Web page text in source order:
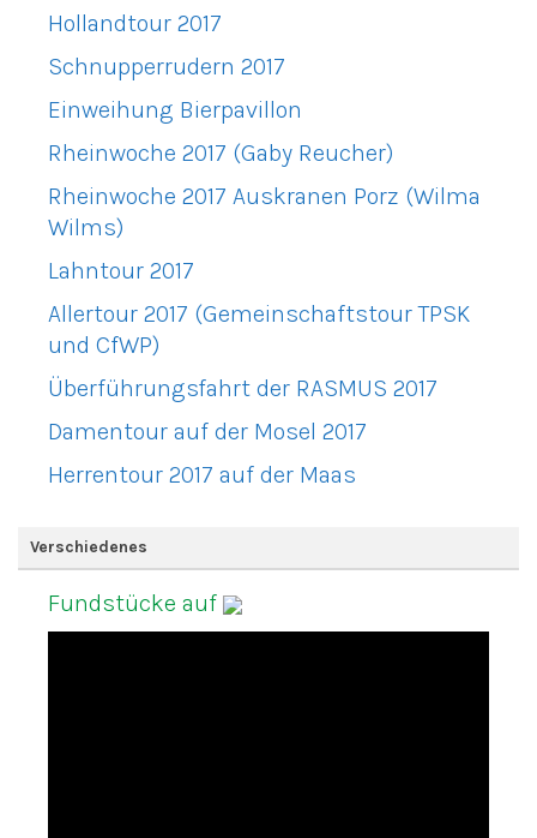
Hollandtour 2017
Schnupperrudern 2017
Einweihung Bierpavillon
Rheinwoche 2017 (Gaby Reucher)
Rheinwoche 2017 Auskranen Porz (Wilma
Wilms)
Lahntour 2017
Allertour 2017 (Gemeinschaftstour TPSK
und CfWP)
Überführungsfahrt der RASMUS 2017
Damentour auf der Mosel 2017
Herrentour 2017 auf der Maas
Verschiedenes
Fundstücke auf